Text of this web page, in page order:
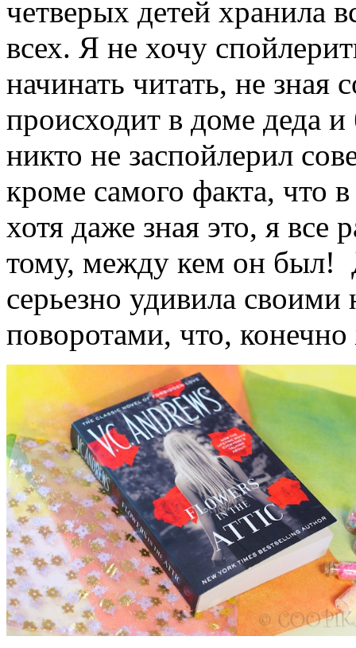
четверых детей хранила
всех. Я не хочу
начинать читать, не зная
происходит в доме деда
никто не заспойлерил
кроме самого факта, что
хотя даже зная это, я все
тому, между кем он был!
серьезно удивила
поворотами, что,